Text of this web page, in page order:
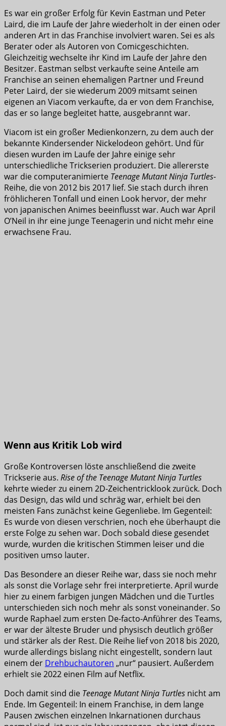
Es war ein großer Erfolg für Kevin Eastman und Peter
Laird, die im Laufe der Jahre wiederholt in der einen oder
anderen Art in das Franchise involviert waren. Sei es als
Berater oder als Autoren von Comicgeschichten.
Gleichzeitig wechselte ihr Kind im Laufe der Jahre den
Besitzer. Eastman selbst verkaufte seine Anteile am
Franchise an seinen ehemaligen Partner und Freund
Peter Laird, der sie wiederum 2009 mitsamt seinen
eigenen an Viacom verkaufte, da er von dem Franchise,
das er so lange begleitet hatte, ausgebrannt war.
Viacom ist ein großer Medienkonzern, zu dem auch der
bekannte Kindersender Nickelodeon gehört. Und für
diesen wurden im Laufe der Jahre einige sehr
unterschiedliche Trickserien produziert. Die allererste
war die computeranimierte Teenage Mutant Ninja Turtles-
Reihe, die von 2012 bis 2017 lief. Sie stach durch ihren
fröhlicheren Tonfall und einen Look hervor, der mehr
von japanischen Animes beeinflusst war. Auch war April
O’Neil in ihr eine junge Teenagerin und nicht mehr eine
erwachsene Frau.
Wenn aus Kritik Lob wird
Große Kontroversen löste anschließend die zweite
Trickserie aus. Rise of the Teenage Mutant Ninja Turtles
kehrte wieder zu einem 2D-Zeichentricklook zurück. Doch
das Design, das wild und schräg war, erhielt bei den
meisten Fans zunächst keine Gegenliebe. Im Gegenteil:
Es wurde von diesen verschrien, noch ehe überhaupt die
erste Folge zu sehen war. Doch sobald diese gesendet
wurde, wurden die kritischen Stimmen leiser und die
positiven umso lauter.
Das Besondere an dieser Reihe war, dass sie noch mehr
als sonst die Vorlage sehr frei interpretierte. April wurde
hier zu einem farbigen jungen Mädchen und die Turtles
unterschieden sich noch mehr als sonst voneinander. So
wurde Raphael zum ersten De-facto-Anführer des Teams,
er war der älteste Bruder und physisch deutlich größer
und stärker als der Rest. Die Reihe lief von 2018 bis 2020,
wurde allerdings bislang nicht eingestellt, sondern laut
einem der Drehbuchautoren „nur“ pausiert. Außerdem
erhielt sie 2022 einen Film auf Netflix.
Doch damit sind die Teenage Mutant Ninja Turtles nicht am
Ende. Im Gegenteil: In einem Franchise, in dem lange
Pausen zwischen einzelnen Inkarnationen durchaus